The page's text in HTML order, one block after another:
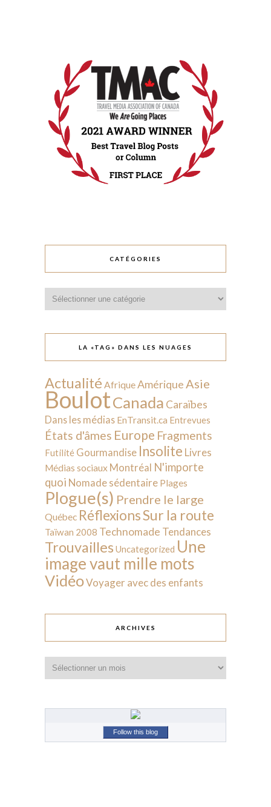
CATÉGORIES
LA «TAG» DANS LES NUAGES
Actualité AfriqueAmérique Asie
BoulotCanada Caraïbes
Dans les médias EnTransit.ca Entrevues
États d'âmes Europe Fragments
Futilité Gourmandise Insolite Livres
Médias sociaux Montréal N'importe
quoi Nomade sédentaire Plages
Plogue(s) Prendre le large
Québec RéflexionsSur la route
Taïwan 2008 Technomade Tendances
Trouvailles Uncategorized Une
image vaut mille mots
VidéoVoyager avec des enfants
ARCHIVES
Follow this blog